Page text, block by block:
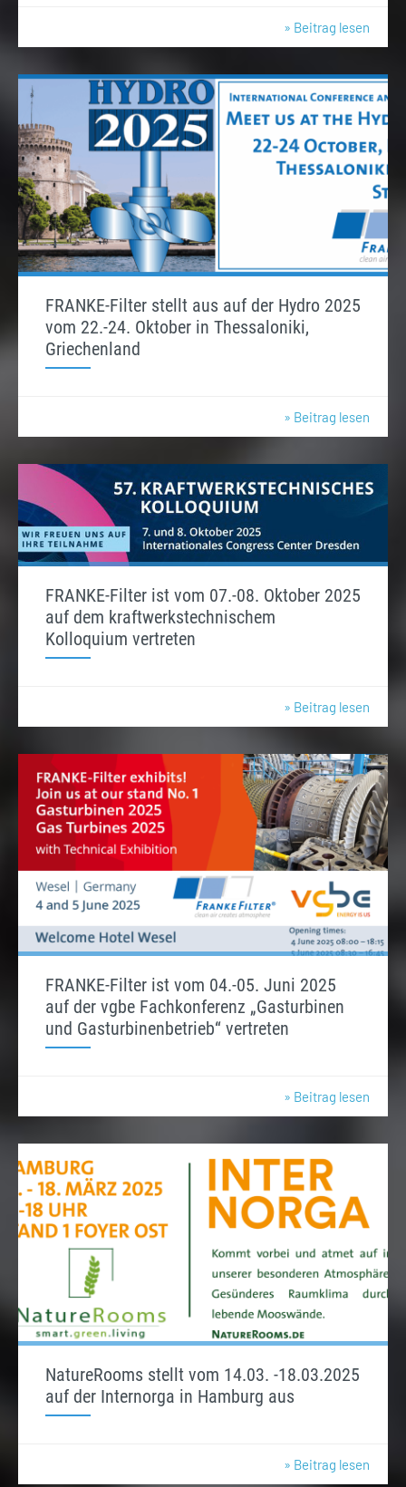
» Beitrag lesen
FRANKE-Filter stellt aus auf der Hydro 2025
vom 22.-24. Oktober in Thessaloniki,
Griechenland
» Beitrag lesen
FRANKE-Filter ist vom 07.-08. Oktober 2025
auf dem kraftwerkstechnischem
Kolloquium vertreten
» Beitrag lesen
FRANKE-Filter ist vom 04.-05. Juni 2025
auf der vgbe Fachkonferenz „Gasturbinen
und Gasturbinenbetrieb“ vertreten
» Beitrag lesen
NatureRooms stellt vom 14.03. -18.03.2025
auf der Internorga in Hamburg aus
» Beitrag lesen